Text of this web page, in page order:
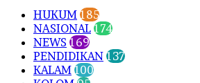
HUKUM 185
NASIONAL 174
NEWS 169
PENDIDIKAN 137
KALAM 100